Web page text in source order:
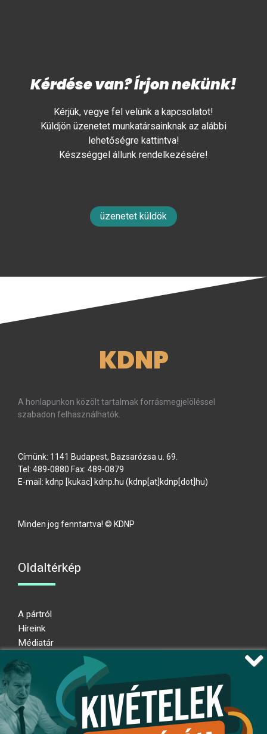
Kérdése van? Írjon nekünk!
Kérjük, vegye fel velünk a kapcsolatot!
Küldjön üzenetet munkatársainknak az alábbi
lehetőségre kattintva!
Készséggel állunk rendelkezésére!
üzenetet küldök
KDNP
A honlapunkon közölt tartalmak forrásmegjelöléssel
szabadon felhasználhatók.
Címünk: 1141 Budapest, Bazsarózsa u. 69.
Tel: 489-0880 Fax: 489-0879
E-mail: kdnp [kukac] kdnp hu (kdnp[at]kdnp[dot]hu)
Minden jog fenntartva! © KDNP
Oldaltérkép
A pártról
Híreink
Médiatár
Adatkezelési nyilatkozat
Átláthatósági nyilatkozat
Ugrás az oldal tetejére